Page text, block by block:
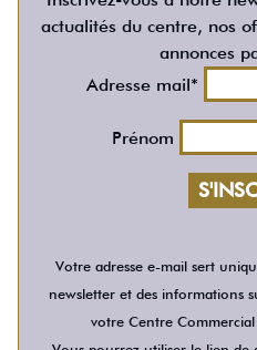
actualités du centre, nos
annonces
Adresse mail*
Prénom
Votre adresse e-mail sert
newsletter et des informations
votre Centre Commercial